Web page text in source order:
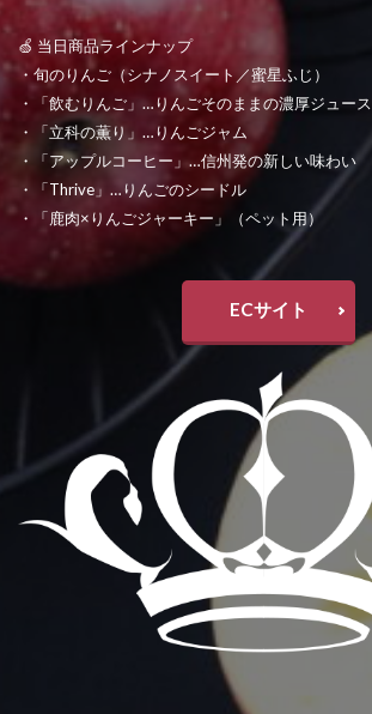
🍏 当日商品ラインナップ
・旬のりんご（シナノスイート／蜜星ふじ）
・「飲むりんご」…りんごそのままの濃厚ジュース
・「立科の薫り」…りんごジャム
・「アップルコーヒー」…信州発の新しい味わい
・「Thrive」…りんごのシードル
・「鹿肉×りんごジャーキー」（ペット用）
ECサイト